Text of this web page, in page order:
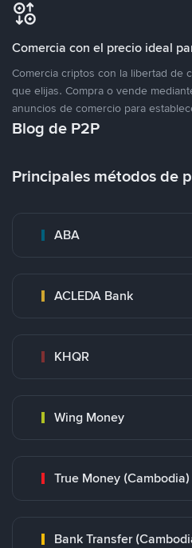
Comercia con el precio ideal
Comercia criptos con la libertad de
que elijas. Compra o vende
anuncios de comercio para
Blog de P2P
Principales métodos de
ABA
ACLEDA Bank
KHQR
Wing Money
True Money (Cambodia)
Bank Transfer